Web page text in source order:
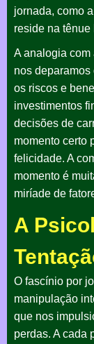
jornada, como
reside na
A analogia com
nos
os riscos e
investimentos
decisões de
momento certo
felicidade. A
momento é
miríade de
A
O fascínio por
manipulação
que nos
perdas. A cada